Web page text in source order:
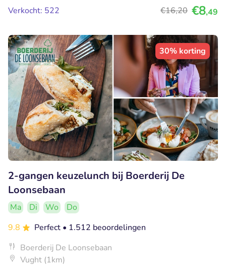
Verkocht: 522
€16,20 €8,49
30% korting
2-gangen keuzelunch bij Boerderij De
Loonsebaan
Ma Di Wo
Do
9.8
Perfect • 1.512 beoordelingen
Boerderij De Loonsebaan
Vught (1km)